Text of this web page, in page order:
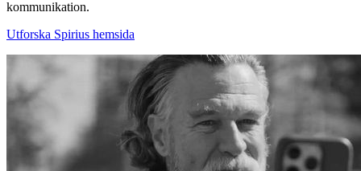
kommunikation.
Utforska Spirius hemsida